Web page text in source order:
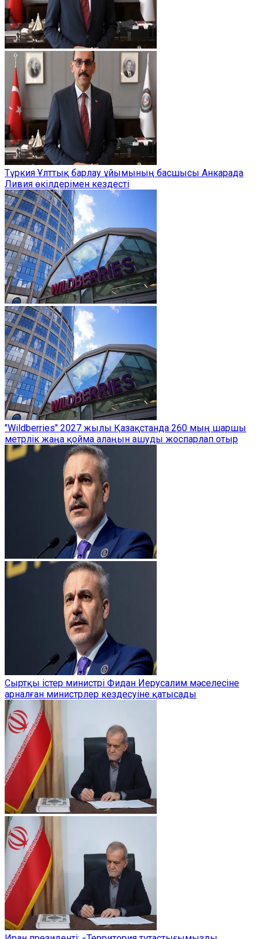
Түркия Ұлттық барлау ұйымының басшысы Анкарада
Ливия өкілдерімен кездесті
"Wildberries" 2027 жылы Қазақстанда 260 мың шаршы
метрлік жаңа қойма алаңын ашуды жоспарлап отыр
Сыртқы істер министрі Фидан Иерусалим мәселесіне
арналған министрлер кездесуіне қатысады